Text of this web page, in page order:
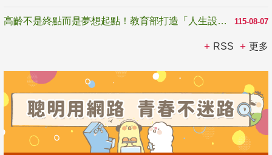
115-08-07
高齡不是終點而是夢想起點！教育部打造「人生設計夢工場」 參展第3屆高齡健康產業博覽會
RSS 更多